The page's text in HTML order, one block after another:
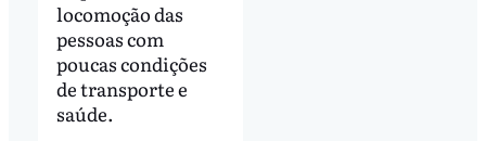
locomoção das
pessoas com
poucas condições
de transporte e
saúde.